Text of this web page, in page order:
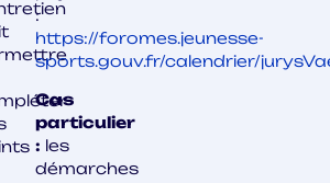
:
https://foromes.jeunesse-
sports.gouv.fr/calendrier/
Cas
particulier
: les
démarches